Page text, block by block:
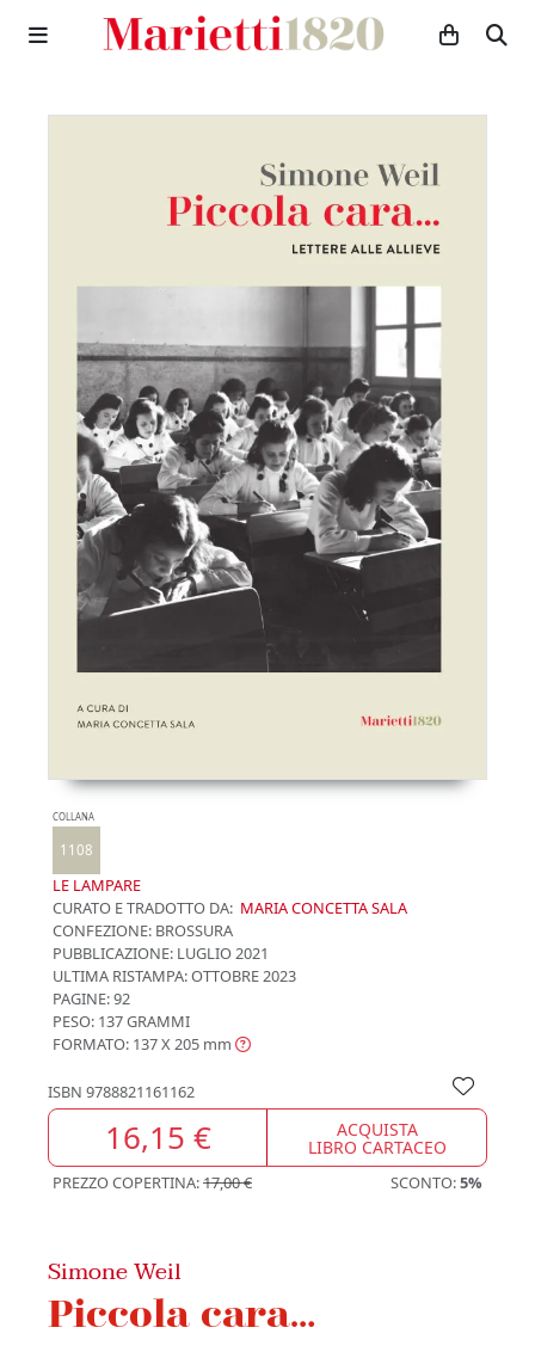
COLLANA
1108
LE LAMPARE
CURATO E TRADOTTO DA: MARIA CONCETTA SALA
CONFEZIONE: BROSSURA
PUBBLICAZIONE: LUGLIO 2021
ULTIMA RISTAMPA:OTTOBRE 2023
PAGINE: 92
PESO: 137 GRAMMI
FORMATO: 137 X 205 mm
ISBN 9788821161162
16,15 € ACQUISTA
LIBRO CARTACEO
PREZZO COPERTINA:17,00 € SCONTO:5%
Simone Weil
Piccola cara…